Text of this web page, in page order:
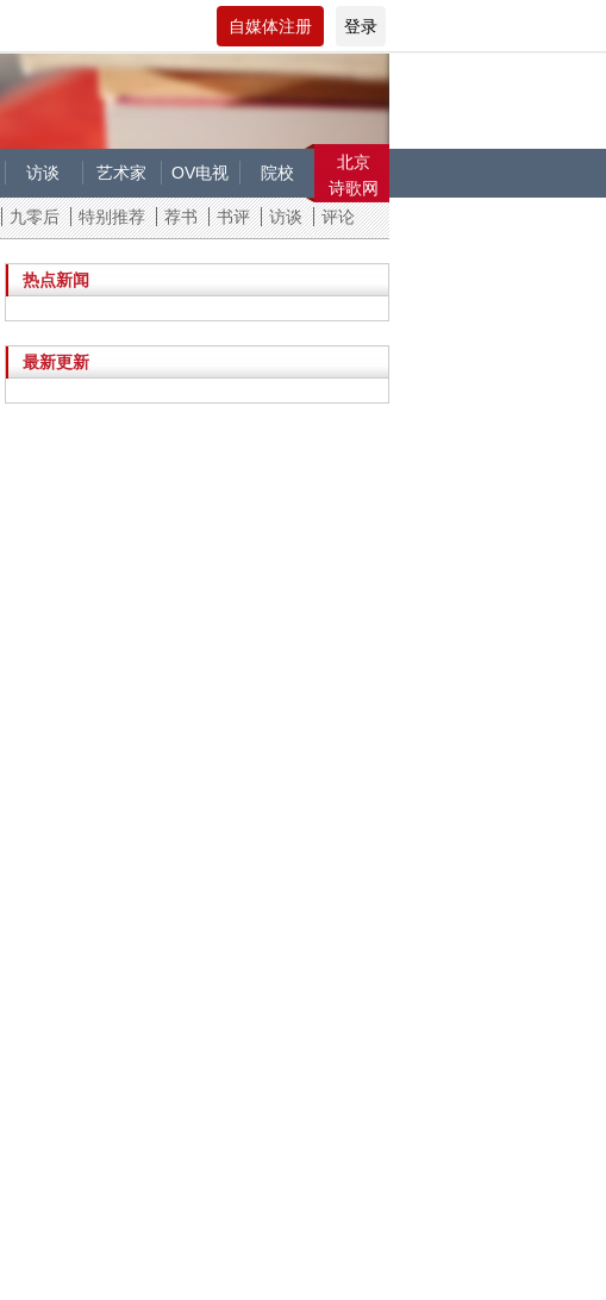
自媒体注册 登录
访谈 艺术家 OV电视 院校
北京
诗歌网
九零后 特别推荐 荐书 书评 访谈 评论
热点新闻
最新更新